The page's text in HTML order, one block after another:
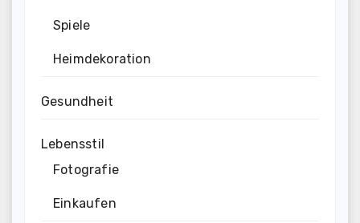
Spiele
Heimdekoration
Gesundheit
Lebensstil
Fotografie
Einkaufen